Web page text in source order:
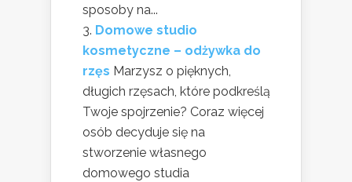
sposoby na...
Domowe studio
kosmetyczne – odżywka do
rzęs Marzysz o pięknych,
długich rzęsach, które podkreślą
Twoje spojrzenie? Coraz więcej
osób decyduje się na
stworzenie własnego
domowego studia